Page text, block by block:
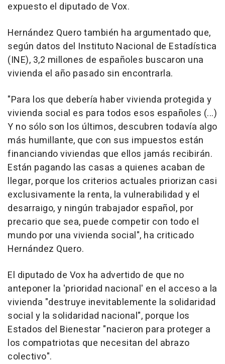
expuesto el diputado de Vox.
Hernández Quero también ha argumentado que,
según datos del Instituto Nacional de Estadística
(INE), 3,2 millones de españoles buscaron una
vivienda el año pasado sin encontrarla.
"Para los que debería haber vivienda protegida y
vivienda social es para todos esos españoles (...)
Y no sólo son los últimos, descubren todavía algo
más humillante, que con sus impuestos están
financiando viviendas que ellos jamás recibirán.
Están pagando las casas a quienes acaban de
llegar, porque los criterios actuales priorizan casi
exclusivamente la renta, la vulnerabilidad y el
desarraigo, y ningún trabajador español, por
precario que sea, puede competir con todo el
mundo por una vivienda social", ha criticado
Hernández Quero.
El diputado de Vox ha advertido de que no
anteponer la 'prioridad nacional' en el acceso a la
vivienda "destruye inevitablemente la solidaridad
social y la solidaridad nacional", porque los
Estados del Bienestar "nacieron para proteger a
los compatriotas que necesitan del abrazo
colectivo".